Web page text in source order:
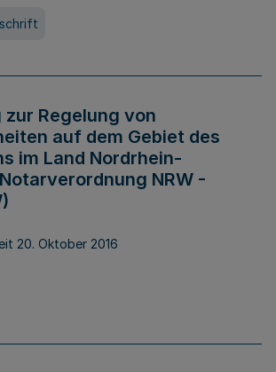
Regelung von
auf dem Gebiet des
im Land Nordrhein-
NRW -
20. Oktober 2016